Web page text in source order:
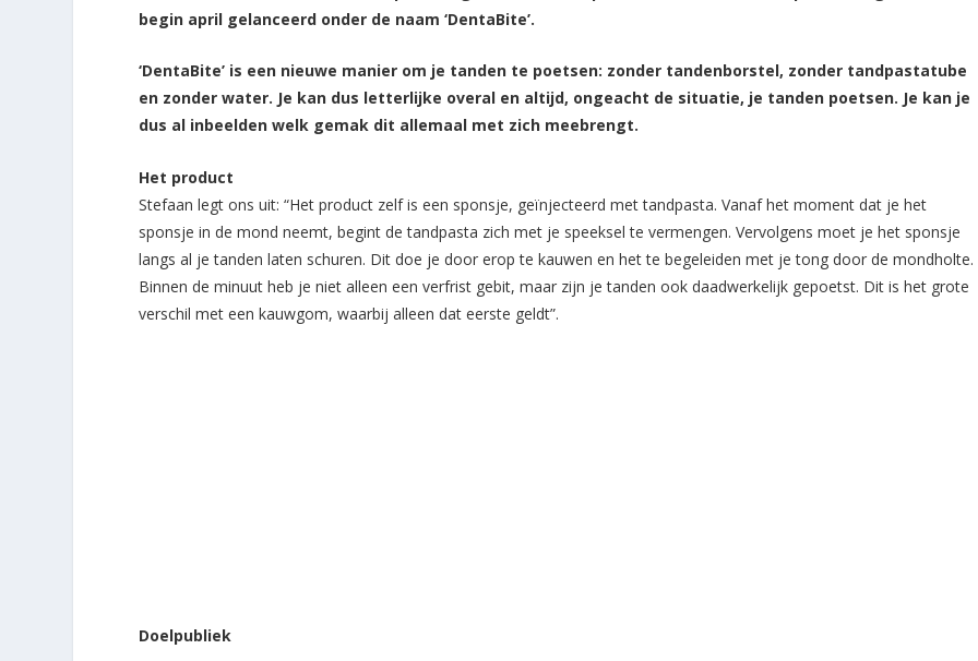
begin april gelanceerd onder de naam ‘DentaBite’.
‘DentaBite’ is een nieuwe manier om je tanden te poetsen: zonder tandenborstel, zonder tandpastatube
en zonder water. Je kan dus letterlijke overal en altijd, ongeacht de situatie, je tanden poetsen. Je kan je
dus al inbeelden welk gemak dit allemaal met zich meebrengt.
Het product
Stefaan legt ons uit: “Het product zelf is een sponsje, geïnjecteerd met tandpasta. Vanaf het moment dat je het
sponsje in de mond neemt, begint de tandpasta zich met je speeksel te vermengen. Vervolgens moet je het sponsje
langs al je tanden laten schuren. Dit doe je door erop te kauwen en het te begeleiden met je tong door de mondholte.
Binnen de minuut heb je niet alleen een verfrist gebit, maar zijn je tanden ook daadwerkelijk gepoetst. Dit is het grote
verschil met een kauwgom, waarbij alleen dat eerste geldt”.
Doelpubliek